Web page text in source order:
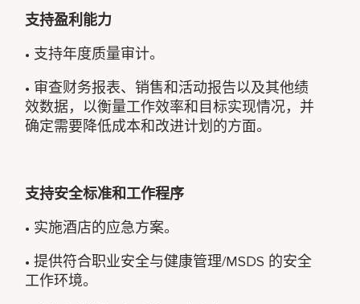
支持盈利能力
• 支持年度质量审计。
• 审查财务报表、销售和活动报告以及其他绩
效数据，以衡量工作效率和目标实现情况，并
确定需要降低成本和改进计划的方面。
支持安全标准和工作程序
• 实施酒店的应急方案。
• 提供符合职业安全与健康管理/MSDS 的安全
工作环境。